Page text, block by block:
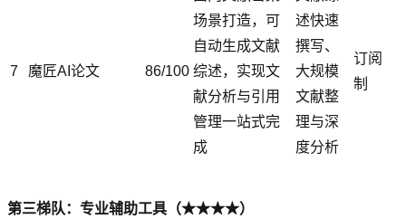
7 魔匠AI论文 86/100
场景打造，可
自动生成文献
综述，实现文
献分析与引用
管理一站式完
成
述快速
撰写、
大规模
文献整
理与深
度分析
订阅
制
第三梯队：专业辅助工具（★★★★）